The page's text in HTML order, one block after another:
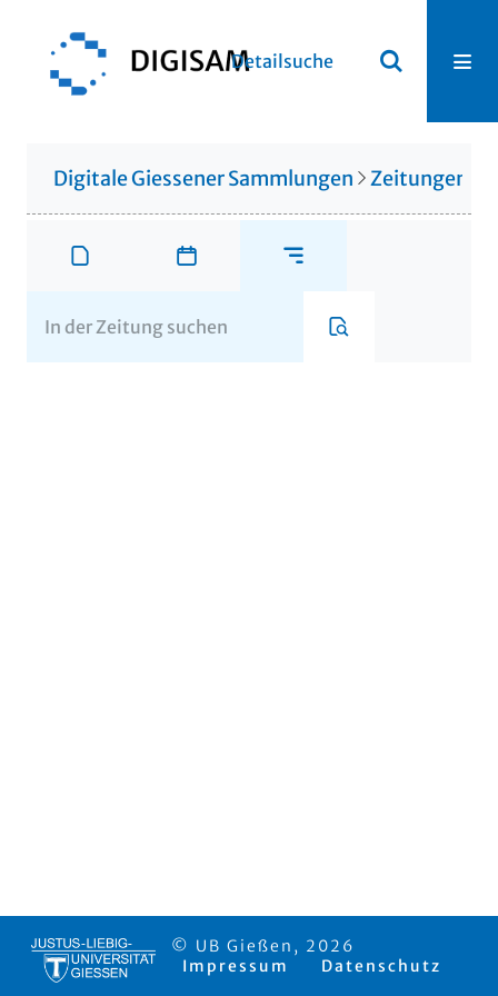
Detailsuche
Digitale Giessener Sammlungen Zeitungen
© UB Gießen, 2026
Impressum
Datenschutz